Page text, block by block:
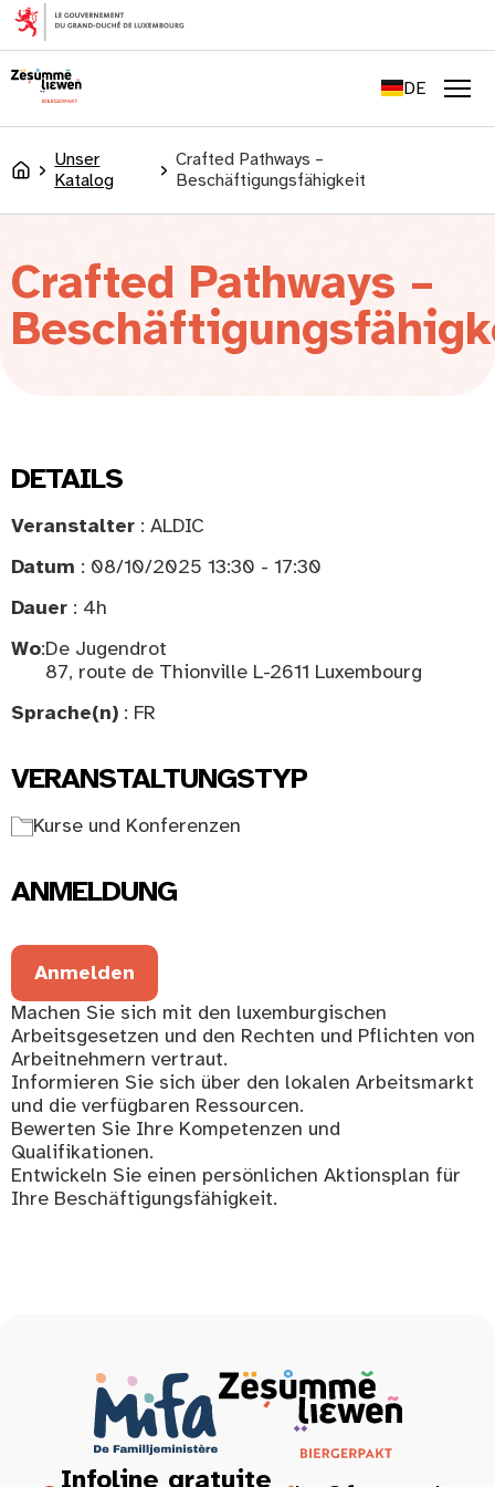
springen
DE
LU
Accueil
Unser
Katalog
Crafted Pathways –
Beschäftigungsfähigkeit
Crafted Pathways –
DETAILS
Veranstalter : ALDIC
Datum : 08/10/2025 13:30 - 17:30
Dauer : 4h
Wo:De Jugendrot
87, route de Thionville L-2611 Luxembourg
Sprache(n) : FR
VERANSTALTUNGSTYP
Kurse und Konferenzen
ANMELDUNG
Anmelden
Machen Sie sich mit den luxemburgischen
Arbeitsgesetzen und den Rechten und Pflichten von
Arbeitnehmern vertraut.
Informieren Sie sich über den lokalen Arbeitsmarkt
und die verfügbaren Ressourcen.
Bewerten Sie Ihre Kompetenzen und
Qualifikationen.
Entwickeln Sie einen persönlichen Aktionsplan für
Ihre Beschäftigungsfähigkeit.
Infoline gratuite